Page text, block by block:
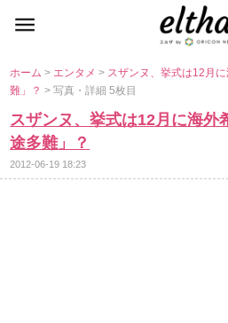
ホーム> エンタメ> スザンヌ、挙式は12月
難」？> 写真・詳細 5枚目
スザンヌ、挙式は12月に海
途多難」？
2012-06-19 18:23